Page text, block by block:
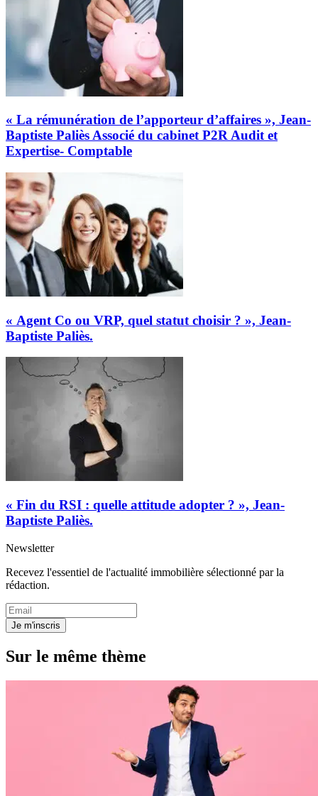
« La rémunération de l’apporteur d’affaires », Jean-
Baptiste Paliès Associé du cabinet P2R Audit et
Expertise- Comptable
« Agent Co ou VRP, quel statut choisir ? », Jean-
Baptiste Paliès.
« Fin du RSI : quelle attitude adopter ? », Jean-
Baptiste Paliès.
Newsletter
Recevez l'essentiel de l'actualité immobilière sélectionné par la
rédaction.
Je m'inscris
Sur le même thème